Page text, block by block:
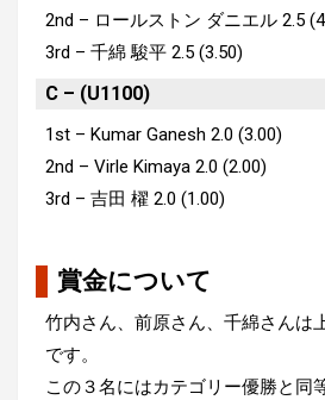
2nd – ロールストン ダニエル 2.5
3rd – 千綿 駿平 2.5 (3.50)
C – (U1100)
1st – Kumar Ganesh 2.0 (3.00)
2nd – Virle Kimaya 2.0 (2.00)
3rd – 吉田 櫂 2.0 (1.00)
賞金について
竹内さん、前原さん、千綿さんは
です。
この３名にはカテゴリー優勝と同